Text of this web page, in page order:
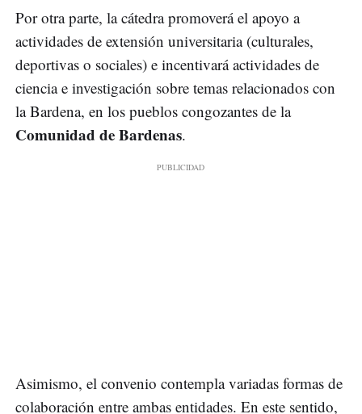
Por otra parte, la cátedra promoverá el apoyo a
actividades de extensión universitaria (culturales,
deportivas o sociales) e incentivará actividades de
ciencia e investigación sobre temas relacionados con
la Bardena, en los pueblos congozantes de la
Comunidad de Bardenas.
Asimismo, el convenio contempla variadas formas de
colaboración entre ambas entidades. En este sentido,